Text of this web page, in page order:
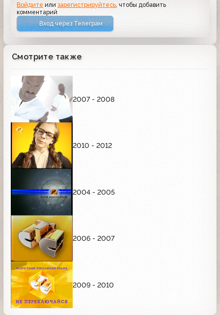
Войдите илизарегистрируйтесь , чтобы добавить
комментарий
Вход через Телеграм
Смотрите также
2007 - 2008
2010 - 2012
2004 - 2005
2006 - 2007
2009 - 2010